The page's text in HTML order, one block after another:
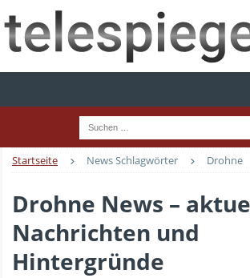
Startseite News Schlagwörter Drohne
Drohne News –
Nachrichten und
Hintergründe